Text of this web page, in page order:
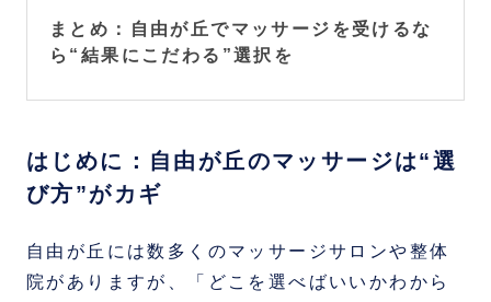
まとめ：自由が丘でマッサージを受けるな
ら“結果にこだわる”選択を
はじめに：自由が丘のマッサージは“選
び方”がカギ
自由が丘には数多くのマッサージサロンや整体
院がありますが、「どこを選べばいいかわから